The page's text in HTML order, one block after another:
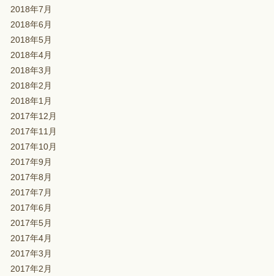
2018年7月
2018年6月
2018年5月
2018年4月
2018年3月
2018年2月
2018年1月
2017年12月
2017年11月
2017年10月
2017年9月
2017年8月
2017年7月
2017年6月
2017年5月
2017年4月
2017年3月
2017年2月